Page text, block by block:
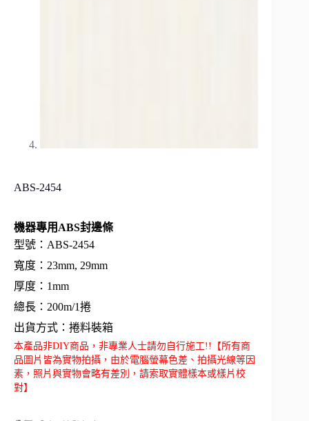
ABS-2454
機器專用ABS封邊條
型號：ABS-2454
寬度：23mm, 29mm
厚度：1mm
總長：200m/1捲
出貨方式：捲料裝箱
本產品非DIY商品，非專業人士請勿自行施工!!【所有商
品圖片皆為實物拍攝，由於電腦螢幕色差、拍攝光線等因
素，照片與實物會略有差別，請索取實體樣本或樣片校
對】